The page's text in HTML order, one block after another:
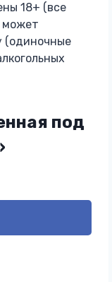
18+ (все
может
(одиночные
под